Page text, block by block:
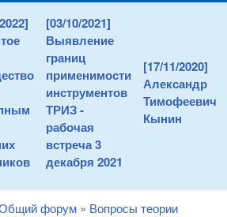
[03/10/2021]
Выявление
границ
применимости
инструментов
ТРИЗ -
рабочая
встреча 3
декабря 2021
[17/11/2020]
Александр
Тимофеевич
Кынин
форум » Вопросы теории